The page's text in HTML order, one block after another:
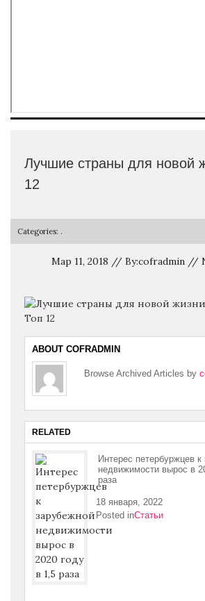
Лучшие страны для новой
12
Categories: .
Мар 11, 2018 // By:cofradmin //
ABOUT COFRADMIN
Browse Archived Articles by
RELATED
Интерес петербуржцев к
недвижимости вырос в
раза
18 января, 2022
Posted inСтатьи